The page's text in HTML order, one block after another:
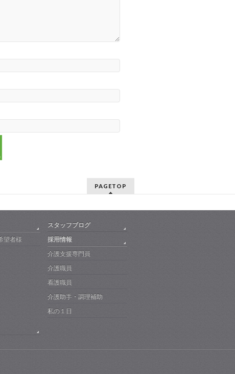
PAGETOP
望者様
スタッフブログ
採用情報
介護支援専門員
介護職員
看護職員
介護助手・調理補助
私の１日